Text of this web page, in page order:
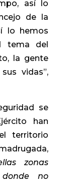
así lo
de la
lo hemos
tema del
la gente
vidas”,
se
han
territorio
zonas
no